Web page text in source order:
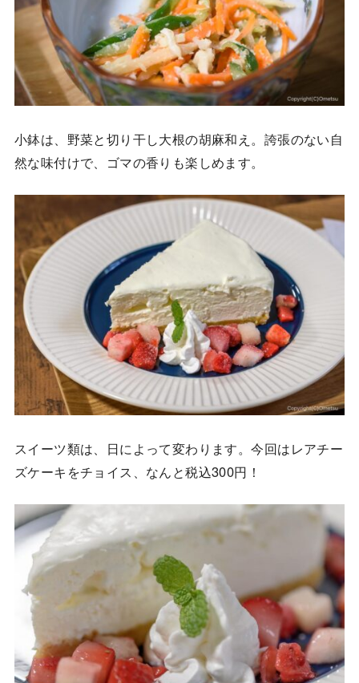
小鉢は、野菜と切り干し大根の胡麻和え。誇張のない自
然な味付けで、ゴマの香りも楽しめます。
スイーツ類は、日によって変わります。今回はレアチー
ズケーキをチョイス、なんと税込300円！